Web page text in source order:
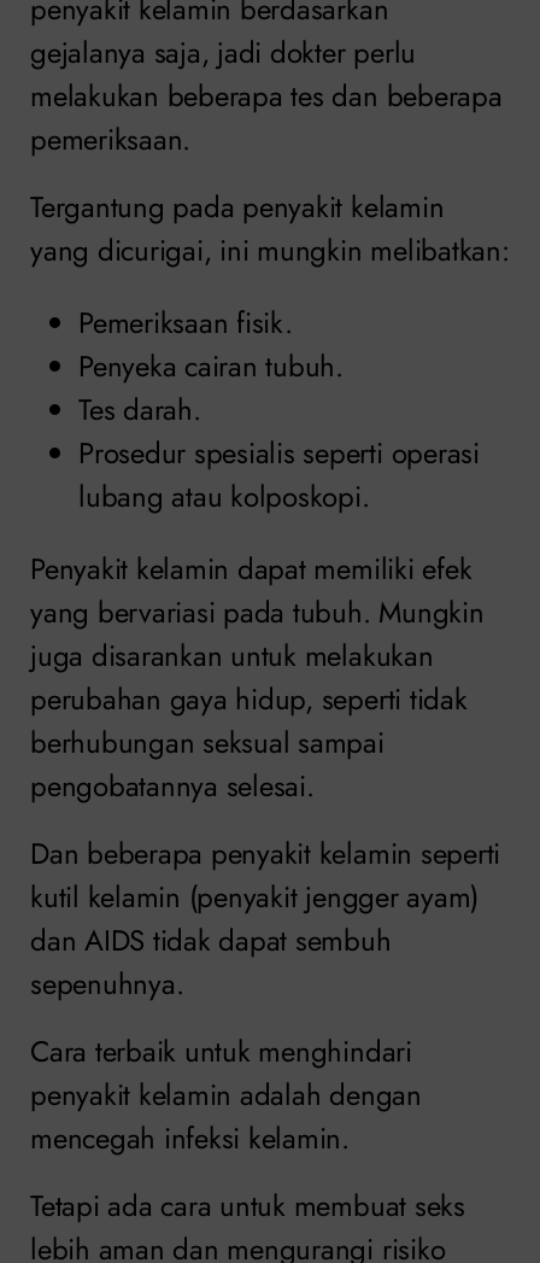
penyakit kelamin berdasarkan
gejalanya saja, jadi dokter perlu
melakukan beberapa tes dan beberapa
pemeriksaan.
Tergantung pada penyakit kelamin
yang dicurigai, ini mungkin melibatkan:
Pemeriksaan fisik.
Penyeka cairan tubuh.
Tes darah.
Prosedur spesialis seperti operasi
lubang atau kolposkopi.
Penyakit kelamin dapat memiliki efek
yang bervariasi pada tubuh. Mungkin
juga disarankan untuk melakukan
perubahan gaya hidup, seperti tidak
berhubungan seksual sampai
pengobatannya selesai.
Dan beberapa penyakit kelamin seperti
kutil kelamin (penyakit jengger ayam)
dan AIDS tidak dapat sembuh
sepenuhnya.
Cara terbaik untuk menghindari
penyakit kelamin adalah dengan
mencegah infeksi kelamin.
Tetapi ada cara untuk membuat seks
lebih aman dan mengurangi risiko